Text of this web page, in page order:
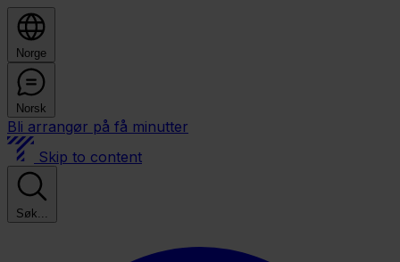
Norge
Norsk
Bli arrangør på få minutter
Skip to content
Søk...